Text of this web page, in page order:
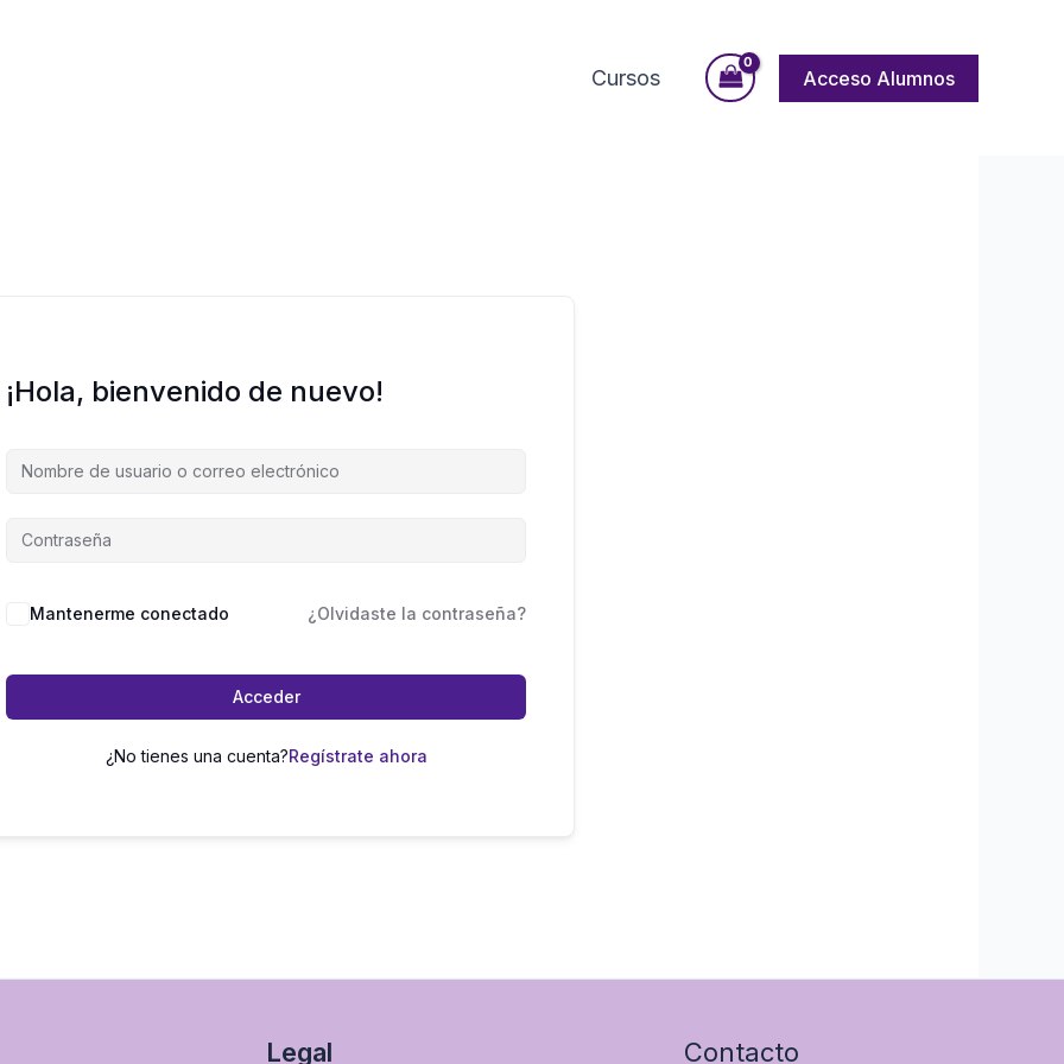
Cursos Acceso Alumnos
¡Hola, bienvenido de nuevo!
Mantenerme conectado ¿Olvidaste la contraseña?
Acceder
¿No tienes una cuenta?Regístrate ahora
Legal Contacto